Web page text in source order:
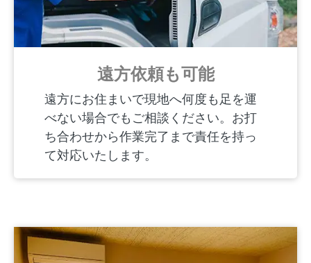
遠方依頼も可能
遠方にお住まいで現地へ何度も足を運
べない場合でもご相談ください。お打
ち合わせから作業完了まで責任を持っ
て対応いたします。